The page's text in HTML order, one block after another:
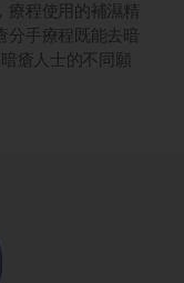
療程使用的補濕精
分手療程既能去暗
瘡人士的不同願